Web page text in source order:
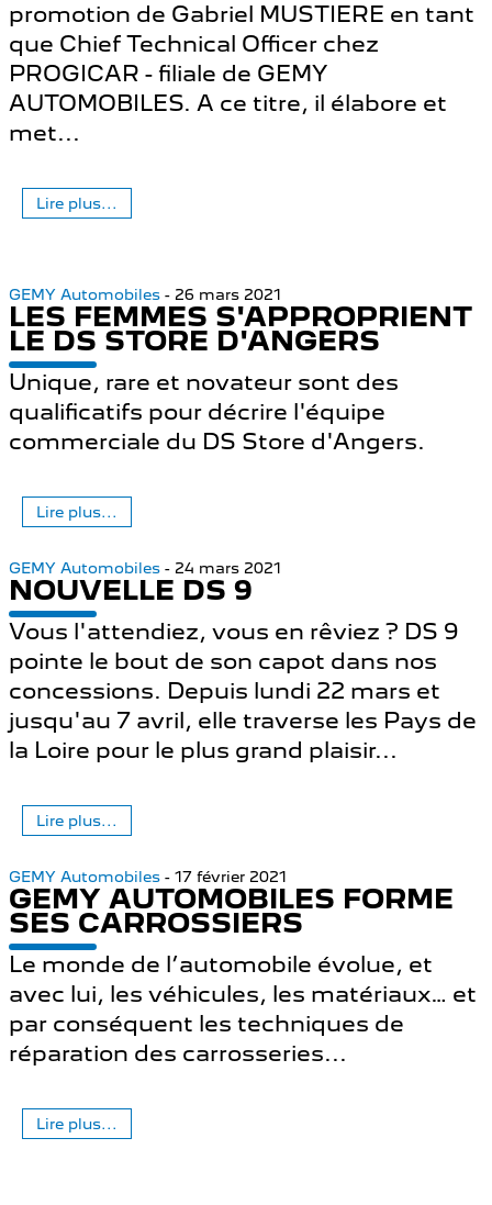
promotion de Gabriel MUSTIERE en tant
que Chief Technical Officer chez
PROGICAR - filiale de GEMY
AUTOMOBILES. A ce titre, il élabore et
met...
Lire plus...
GEMY Automobiles - 26 mars 2021
LES FEMMES S'APPROPRIENT
LE DS STORE D'ANGERS
Unique, rare et novateur sont des
qualificatifs pour décrire l'équipe
commerciale du DS Store d'Angers.
Lire plus...
GEMY Automobiles - 24 mars 2021
NOUVELLE DS 9
Vous l'attendiez, vous en rêviez ? DS 9
pointe le bout de son capot dans nos
concessions. Depuis lundi 22 mars et
jusqu'au 7 avril, elle traverse les Pays de
la Loire pour le plus grand plaisir...
Lire plus...
GEMY Automobiles - 17 février 2021
GEMY AUTOMOBILES FORME
SES CARROSSIERS
Le monde de l’automobile évolue, et
avec lui, les véhicules, les matériaux… et
par conséquent les techniques de
réparation des carrosseries...
Lire plus...